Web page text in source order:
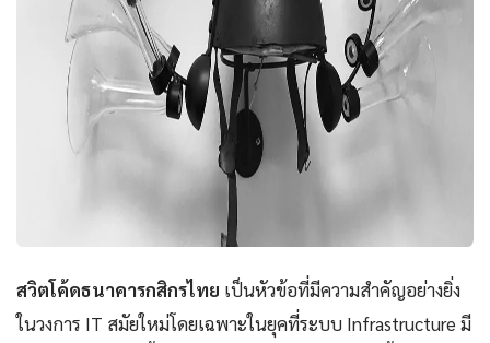
สวิตโค้ดธนาคารกสิกรไทย เป็นหัวข้อที่มีความสำคัญอย่างยิ่ง
ในวงการ IT สมัยใหม่โดยเฉพาะในยุคที่ระบบ Infrastructure มี